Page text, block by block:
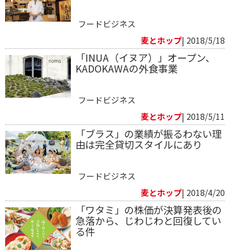
フードビジネス
麦とホップ| 2018/5/18
「INUA（イヌア）」オープン、
KADOKAWAの外食事業
フードビジネス
麦とホップ| 2018/5/11
「ブラス」の業績が振るわない理
由は完全貸切スタイルにあり
フードビジネス
麦とホップ| 2018/4/20
「ワタミ」の株価が決算発表後の
急落から、じわじわと回復してい
る件